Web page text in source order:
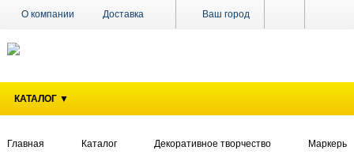
Ваш город
О компании Доставка
Акции
КАТАЛОГ ▼
Главная Каталог Декоративное творчество Маркеры,